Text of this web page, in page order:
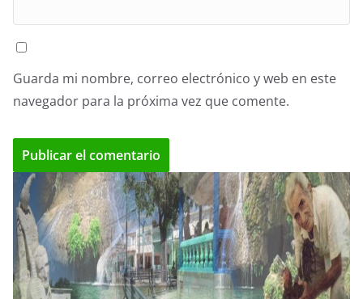
Guarda mi nombre, correo electrónico y web en este
navegador para la próxima vez que comente.